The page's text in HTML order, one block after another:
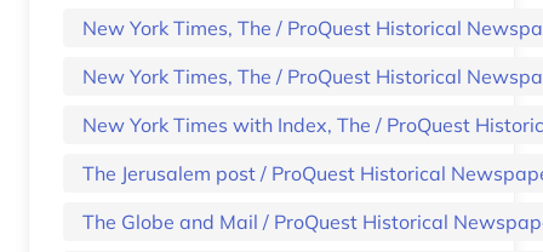
New York Times, The / ProQuest Historical
New York Times, The / ProQuest Historical
New York Times with Index, The / ProQuest
The Jerusalem post / ProQuest Historical
The Globe and Mail / ProQuest Historical